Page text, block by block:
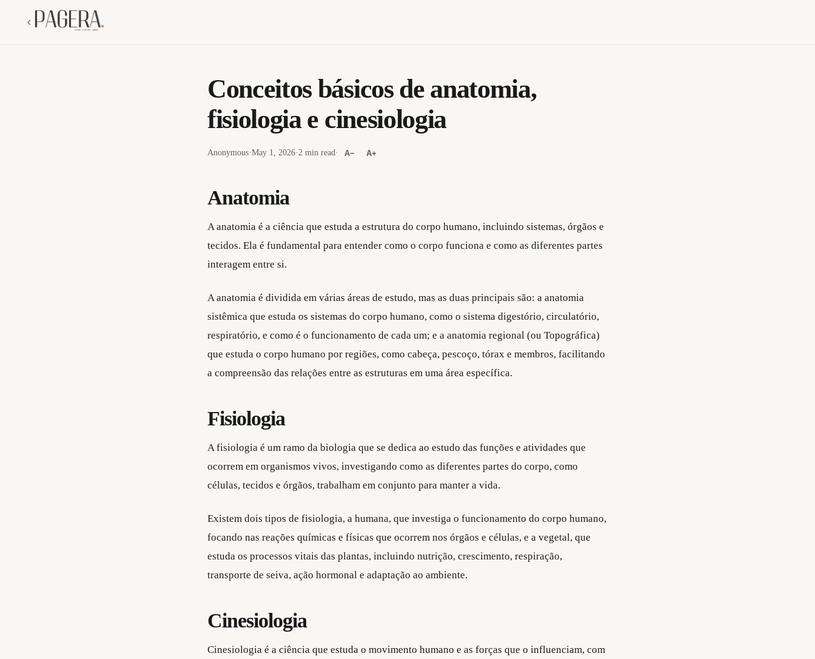
Conceitos básicos de anatomia,
fisiologia e cinesiologia
Anonymous·May 1, 2026·2 min read· A− A+
Anatomia
A anatomia é a ciência que estuda a estrutura do corpo humano, incluindo sistemas, órgãos e
tecidos. Ela é fundamental para entender como o corpo funciona e como as diferentes partes
interagem entre si.
A anatomia é dividida em várias áreas de estudo, mas as duas principais são: a anatomia
sistêmica que estuda os sistemas do corpo humano, como o sistema digestório, circulatório,
respiratório, e como é o funcionamento de cada um; e a anatomia regional (ou Topográfica)
que estuda o corpo humano por regiões, como cabeça, pescoço, tórax e membros, facilitando
a compreensão das relações entre as estruturas em uma área específica.
Fisiologia
A fisiologia é um ramo da biologia que se dedica ao estudo das funções e atividades que
ocorrem em organismos vivos, investigando como as diferentes partes do corpo, como
células, tecidos e órgãos, trabalham em conjunto para manter a vida.
Existem dois tipos de fisiologia, a humana, que investiga o funcionamento do corpo humano,
focando nas reações químicas e físicas que ocorrem nos órgãos e células, e a vegetal, que
estuda os processos vitais das plantas, incluindo nutrição, crescimento, respiração,
transporte de seiva, ação hormonal e adaptação ao ambiente.
Cinesiologia
Cinesiologia é a ciência que estuda o movimento humano e as forças que o influenciam, com